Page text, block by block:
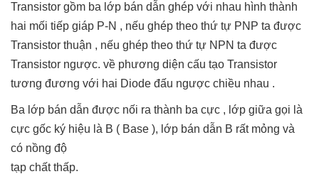
Transistor gồm ba lớp bán dẫn ghép với nhau hình thành
hai mối tiếp giáp P-N , nếu ghép theo thứ tự PNP ta được
Transistor thuận , nếu ghép theo thứ tự NPN ta được
Transistor ngược. về phương diện cấu tạo Transistor
tương đương với hai Diode đấu ngược chiều nhau .
Ba lớp bán dẫn được nối ra thành ba cực , lớp giữa gọi là
cực gốc ký hiệu là B ( Base ), lớp bán dẫn B rất mỏng và
có nồng độ
tạp chất thấp.